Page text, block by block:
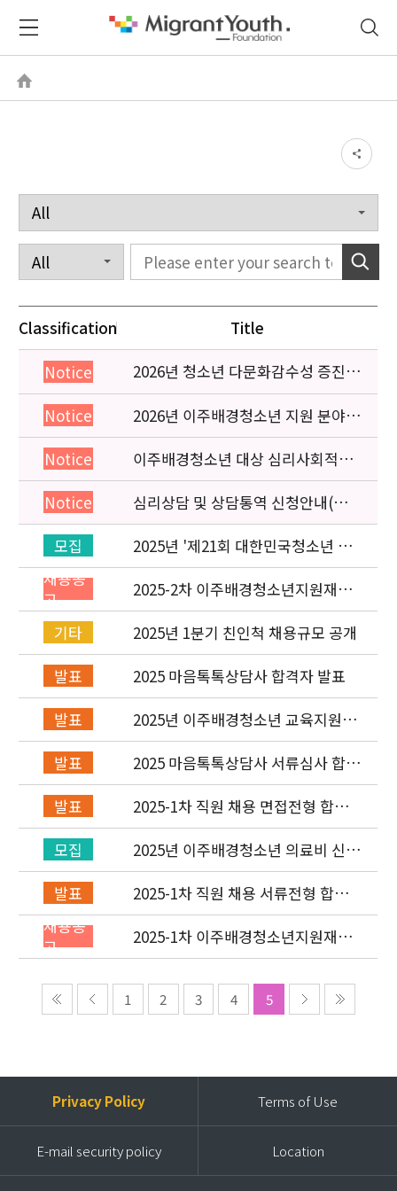
Classification Title
Notice
2026년 청소년 다문화감수성 증진
프로그램 「다가감」신청기관 안내
Notice
2026년 이주배경청소년 지원 분야
종사자 역량강화 교육 일정 안내
Notice
이주배경청소년 대상 심리사회적응
검사 연수동영상 개편 안내
Notice
심리상담 및 상담통역 신청안내(의뢰
서첨부)
모집
2025년 '제21회 대한민국청소년 박
람회' 이주배경청소년지원재단 홍보
운영 부스 자원봉사자 신청·접수
채용공
고
2025-2차 이주배경청소년지원재단
직원(개발협력부) 채용공고 (~5/6)
기타
2025년 1분기 친인척 채용규모 공개
발표
2025 마음톡톡상담사 합격자 발표
발표
2025년 이주배경청소년 교육지원사
업 레인보우스쿨 개설기관 선정 결과
발표
2025 마음톡톡상담사 서류심사 합격
자 발표
발표
2025-1차 직원 채용 면접전형 합격
자 발표 및 적격심사 안내
모집
2025년 이주배경청소년 의료비 신청
(1차) 안내
발표
2025-1차 직원 채용 서류전형 합격
자 발표 및 면접전형 안내
채용공
고
2025-1차 이주배경청소년지원재단
직원(개발협력부) 채용공고 (~2/2)
1 2 3 4 5
Privacy Policy Terms of Use
E-mail security policy Location